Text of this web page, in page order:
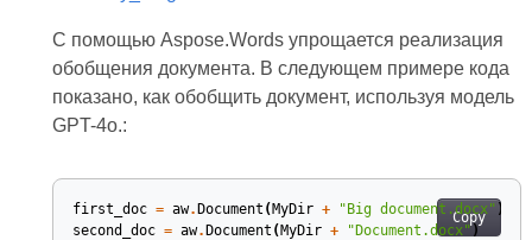
С помощью Aspose.Words упрощается реализация
обобщения документа. В следующем примере кода
показано, как обобщить документ, используя модель
GPT-4o.:
Copy
first_doc = aw.Document (MyDir + "Big document.docx" )
second_doc = aw.Document (MyDir + "Document.docx")